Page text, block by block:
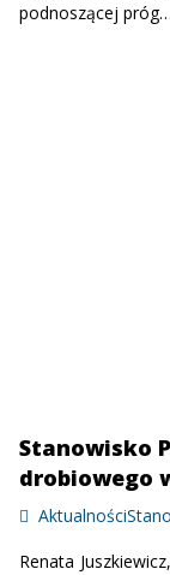
podnoszącej próg…
Stanowisko
drobiowego
Aktualności
Renata